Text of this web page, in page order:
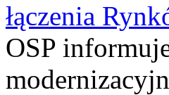
łączenia
OSP